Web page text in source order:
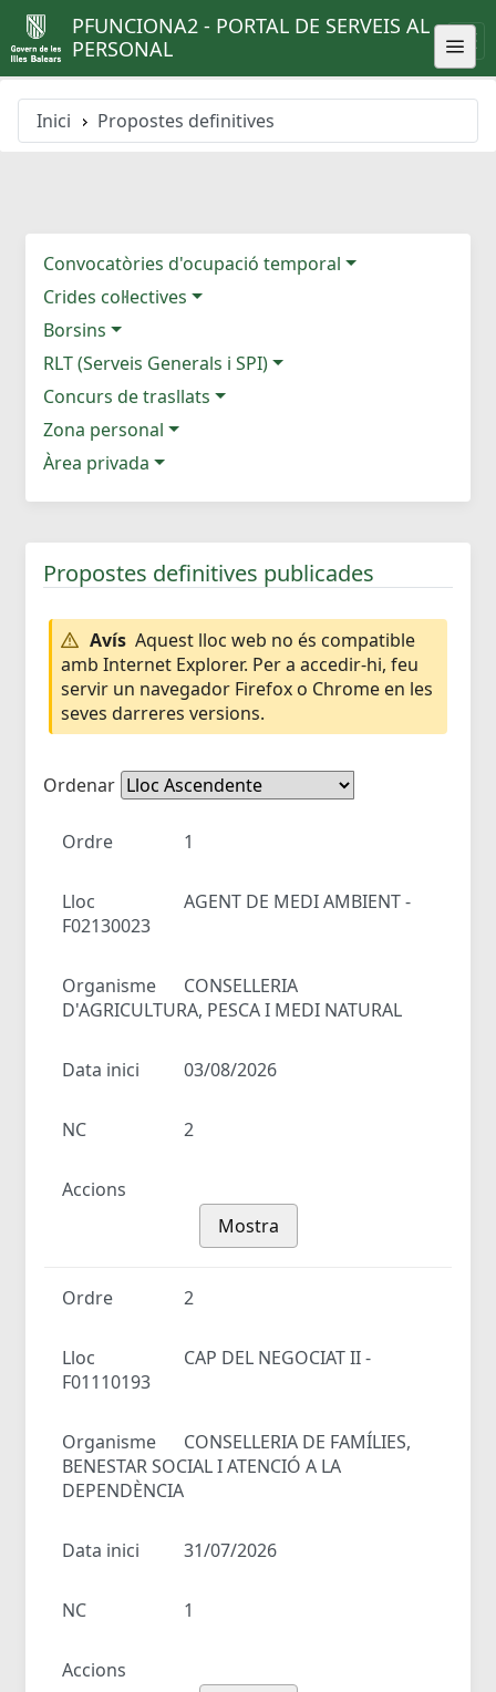
PFUNCIONA2 - PORTAL DE SERVEIS AL
PERSONAL
Inici Propostes definitives
Convocatòries d'ocupació temporal
Crides col·lectives
Borsins
RLT (Serveis Generals i SPI)
Concurs de trasllats
Zona personal
Àrea privada
Propostes definitives publicades
Avís Aquest lloc web no és compatible
amb Internet Explorer. Per a accedir-hi, feu
servir un navegador Firefox o Chrome en les
seves darreres versions.
Ordenar
Ordre 1
Lloc
AGENT DE MEDI AMBIENT -
F02130023
Organisme
CONSELLERIA
D'AGRICULTURA, PESCA I MEDI NATURAL
Data inici 03/08/2026
NC 2
Accions
Mostra
Ordre 2
Lloc
CAP DEL NEGOCIAT II -
F01110193
Organisme
CONSELLERIA DE FAMÍLIES,
BENESTAR SOCIAL I ATENCIÓ A LA
DEPENDÈNCIA
Data inici 31/07/2026
NC 1
Accions